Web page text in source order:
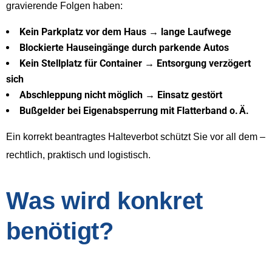
gravierende Folgen haben:
Kein Parkplatz vor dem Haus → lange Laufwege
Blockierte Hauseingänge durch parkende Autos
Kein Stellplatz für Container → Entsorgung verzögert
sich
Abschleppung nicht möglich → Einsatz gestört
Bußgelder bei Eigenabsperrung mit Flatterband o. Ä.
Ein korrekt beantragtes Halteverbot schützt Sie vor all dem –
rechtlich, praktisch und logistisch.
Was wird konkret
benötigt?